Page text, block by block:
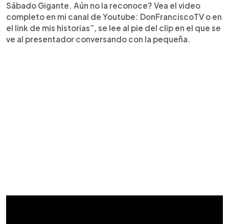
Sábado Gigante. Aún no la reconoce? Vea el video
completo en mi canal de Youtube: DonFranciscoTV o en
el link de mis historias”, se lee al pie del clip en el que se
ve al presentador conversando con la pequeña.